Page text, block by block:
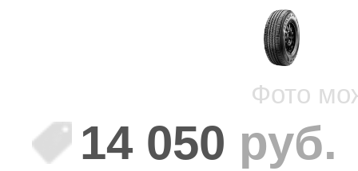
14 050 руб.
Фото